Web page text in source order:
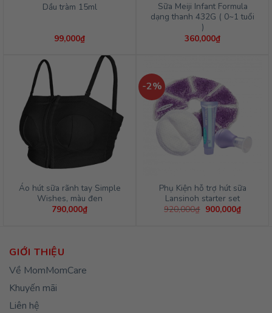
Dầu tràm 15ml
99,000₫
Sữa Meiji Infant Formula
dạng thanh 432G ( 0~1 tuổi
)
360,000₫
Áo hút sữa rãnh tay Simple
Wishes, màu đen
790,000₫
-2%
Phụ Kiện hỗ trợ hút sữa
Lansinoh starter set
920,000₫ Giá
900,000₫Giá
hiện
GIỚI THIỆU
Về MomMomCare
Khuyến mãi
Liên hệ